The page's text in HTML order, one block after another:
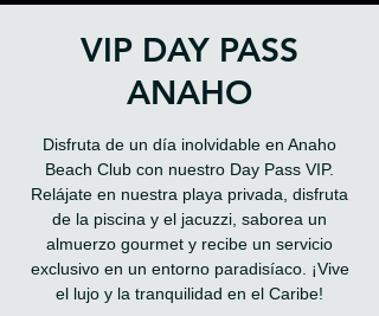
VIP DAY PASS
ANAHO
Disfruta de un día inolvidable en Anaho
Beach Club con nuestro Day Pass VIP.
Relájate en nuestra playa privada, disfruta
de la piscina y el jacuzzi, saborea un
almuerzo gourmet y recibe un servicio
exclusivo en un entorno paradisíaco. ¡Vive